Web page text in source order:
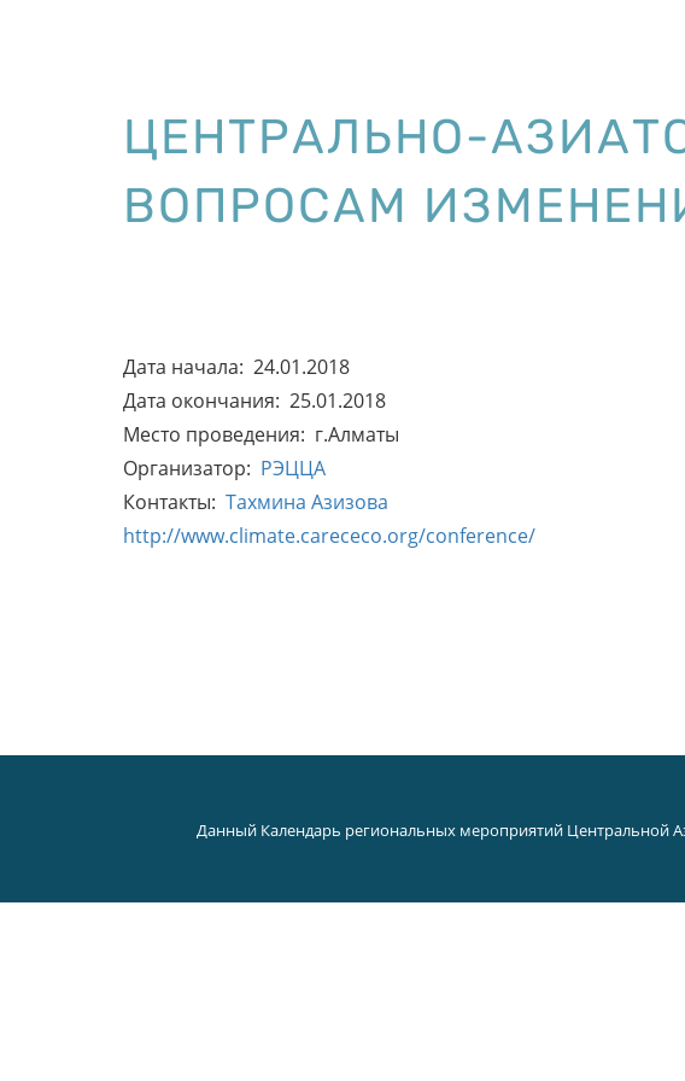
ЦЕНТРАЛЬНО-
ВОПРОСАМ
Дата начала: 24.01.2018
Дата окончания: 25.01.2018
Место проведения: г.Алматы
Организатор: РЭЦЦА
Контакты: Тахмина Азизова
http://www.climate.carececo.org/conference/
Данный Календарь региональных мероприятий Центральной